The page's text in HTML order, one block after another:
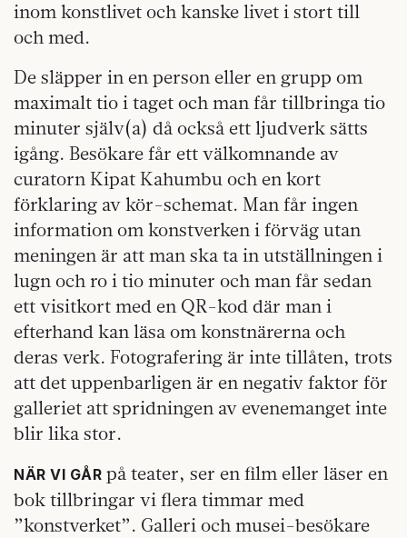
inom konstlivet och kanske livet i stort till
och med.
De släpper in en person eller en grupp om
maximalt tio i taget och man får tillbringa tio
minuter själv(a) då också ett ljudverk sätts
igång. Besökare får ett välkomnande av
curatorn Kipat Kahumbu och en kort
förklaring av kör-schemat. Man får ingen
information om konstverken i förväg utan
meningen är att man ska ta in utställningen i
lugn och ro i tio minuter och man får sedan
ett visitkort med en QR-kod där man i
efterhand kan läsa om konstnärerna och
deras verk. Fotografering är inte tillåten, trots
att det uppenbarligen är en negativ faktor för
galleriet att spridningen av evenemanget inte
blir lika stor.
NÄR VI GÅR på teater, ser en film eller läser en
bok tillbringar vi flera timmar med
”konstverket”. Galleri och musei-besökare